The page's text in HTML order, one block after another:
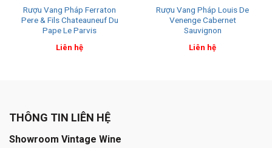
Rượu Vang Pháp Ferraton
Pere & Fils Chateauneuf Du
Pape Le Parvis
Liên hệ
Rượu Vang Pháp Louis De
Venenge Cabernet
Sauvignon
Liên hệ
THÔNG TIN LIÊN HỆ
Showroom Vintage Wine